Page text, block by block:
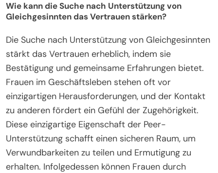
Wie kann die Suche nach Unterstützung von
Gleichgesinnten das Vertrauen stärken?
Die Suche nach Unterstützung von Gleichgesinnten
stärkt das Vertrauen erheblich, indem sie
Bestätigung und gemeinsame Erfahrungen bietet.
Frauen im Geschäftsleben stehen oft vor
einzigartigen Herausforderungen, und der Kontakt
zu anderen fördert ein Gefühl der Zugehörigkeit.
Diese einzigartige Eigenschaft der Peer-
Unterstützung schafft einen sicheren Raum, um
Verwundbarkeiten zu teilen und Ermutigung zu
erhalten. Infolgedessen können Frauen durch